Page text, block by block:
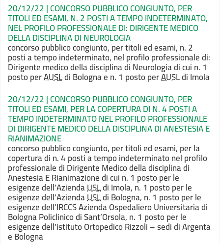
20/12/22 | CONCORSO PUBBLICO CONGIUNTO, PER
TITOLI ED ESAMI, N. 2 POSTI A TEMPO INDETERMINATO,
NEL PROFILO PROFESSIONALE DI: DIRIGENTE MEDICO
DELLA DISCIPLINA DI NEUROLOGIA
concorso pubblico congiunto, per titoli ed esami, n. 2
posti a tempo indeterminato, nel profilo professionale di:
Dirigente medico della disciplina di Neurologia di cui n. 1
posto perAUSLdi Bologna e n. 1 posto perAUSLdi Imola
20/12/22 | CONCORSO PUBBLICO CONGIUNTO, PER
TITOLI ED ESAMI, PER LA COPERTURA DI N. 4 POSTI A
TEMPO INDETERMINATO NEL PROFILO PROFESSIONALE
DI DIRIGENTE MEDICO DELLA DISCIPLINA DI ANESTESIA E
RIANIMAZIONE
concorso pubblico congiunto, per titoli ed esami, per la
copertura di n. 4 posti a tempo indeterminato nel profilo
professionale di Dirigente Medico della disciplina di
Anestesia E Rianimazione di cui n. 1 posto per le
esigenze dell’AziendaUSLdi Imola, n. 1 posto per le
esigenze dell’AziendaUSLdi Bologna, n. 1 posto per le
esigenze dell’IRCCS Azienda Ospedaliero Universitaria di
Bologna Policlinico di Sant’Orsola, n. 1 posto per le
esigenze dell’istituto Ortopedico Rizzoli – sedi di Argenta
e Bologna